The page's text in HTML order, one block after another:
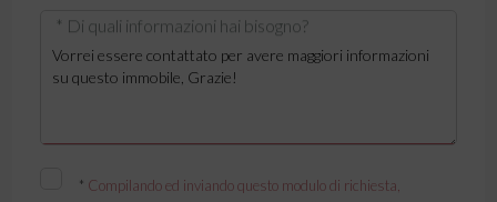
* Di quali informazioni hai bisogno?
* Compilando ed inviando questo modulo di richiesta,